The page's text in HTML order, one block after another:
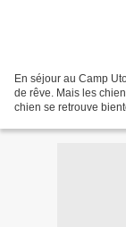
En séjour au Camp
de rêve. Mais les
chien se retrouve